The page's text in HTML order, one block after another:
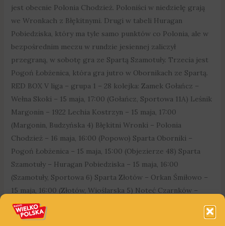
jest obecnie Polonia Chodzież. Poloniści w niedzielę grają
we Wronkach z Błękitnymi. Drugi w tabeli Huragan
Pobiedziska, który ma tyle samo punktów co Polonia, ale w
bezpośrednim meczu w rundzie jesiennej zaliczył
przegraną, w sobotę gra ze Spartą Szamotuły. Trzecia jest
Pogoń Łobżenica, która gra jutro w Obornikach ze Spartą.
RED BOX V liga – grupa 1 – 28 kolejka: Zamek Gołańcz –
Wełna Skoki – 15 maja, 17:00 (Gołańcz, Sportowa 11A) Leśnik
Margonin – 1922 Lechia Kostrzyn – 15 maja, 17:00
(Margonin, Budzyńska 4) Błękitni Wronki – Polonia
Chodzież – 16 maja, 16:00 (Popowo) Sparta Oborniki –
Pogoń Łobżenica – 15 maja, 15:00 (Objezierze 48) Sparta
Szamotuły – Huragan Pobiedziska – 15 maja, 16:00
(Szamotuły, Sportowa 6) Sparta Złotów – Orkan Śmiłowo –
15 maja, 16:00 (Złotów, Wioślarska 5) Noteć Czarnków –
Lechita Kłecko – 15 maja, 16:00 (Czarnków, Nowa 8)
Concordia Murowana Goślina – Płomień Połajewo – 15 maja,